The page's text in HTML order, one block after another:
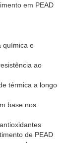
em PEAD
química e
ao
térmica a longo
base nos
de PEAD